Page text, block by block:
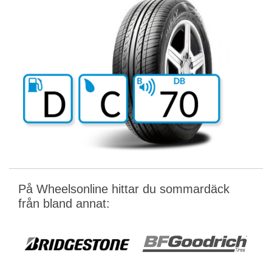
På Wheelsonline hittar du sommardäck
från bland annat: